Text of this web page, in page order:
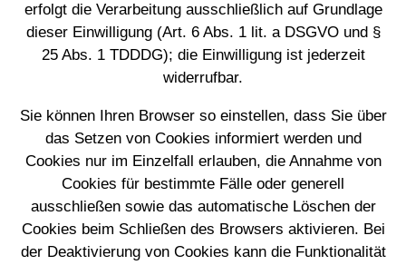
erfolgt die Verarbeitung ausschließlich auf Grundlage
dieser Einwilligung (Art. 6 Abs. 1 lit. a DSGVO und §
25 Abs. 1 TDDDG); die Einwilligung ist jederzeit
widerrufbar.
Sie können Ihren Browser so einstellen, dass Sie über
das Setzen von Cookies informiert werden und
Cookies nur im Einzelfall erlauben, die Annahme von
Cookies für bestimmte Fälle oder generell
ausschließen sowie das automatische Löschen der
Cookies beim Schließen des Browsers aktivieren. Bei
der Deaktivierung von Cookies kann die Funktionalität